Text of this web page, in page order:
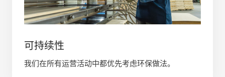
可持续性
我们在所有运营活动中都优先考虑环保做法。